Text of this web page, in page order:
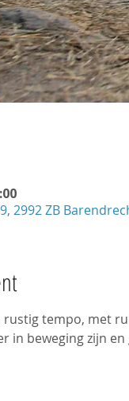
2992 ZB
rustig tempo, met
in beweging zijn